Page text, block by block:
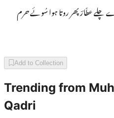
عطّارؔ پھر روتا ہوا سُوئے حرم
Add to Collection
Trending from
Qadri